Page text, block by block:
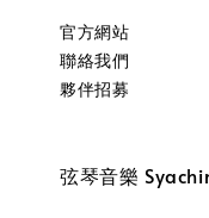
官方網站
聯絡我們
夥伴招募
弦琴音樂